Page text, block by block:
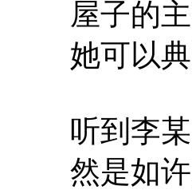
屋子的
她可以
听到李
然是如